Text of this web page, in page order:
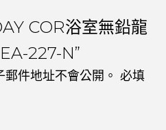
COR浴室無鉛龍
227-N”
件地址不會公開。 必填